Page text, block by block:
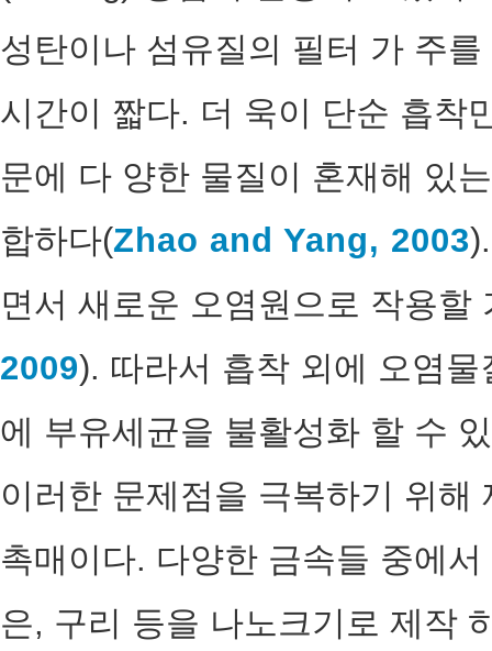
성탄이나 섬유질의 필터 가 주
시간이 짧다. 더 욱이 단순 흡착
문에 다 양한 물질이 혼재해 있
합하다(Zhao and Yang, 2003
면서 새로운 오염원으로 작용할
2009). 따라서 흡착 외에 오염
에 부유세균을 불활성화 할 수
이러한 문제점을 극복하기 위
촉매이다. 다양한 금속들 중에
은, 구리 등을 나노크기로 제작